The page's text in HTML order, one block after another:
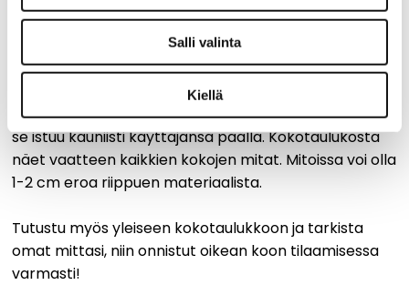
Salli valinta
Kiellä
AINO-vaatteet suunnitellaan Suomessa ja ne on
mitoitettu aikuiselle naiselle. Meille on erityisen
tärkeää, että vaate on käyttötarkoitukseen sopiva ja
se istuu kauniisti käyttäjänsä päällä. Kokotaulukosta
näet vaatteen kaikkien kokojen mitat. Mitoissa voi olla
1-2 cm eroa riippuen materiaalista.
Tutustu myös yleiseen kokotaulukkoon ja tarkista
omat mittasi, niin onnistut oikean koon tilaamisessa
varmasti!